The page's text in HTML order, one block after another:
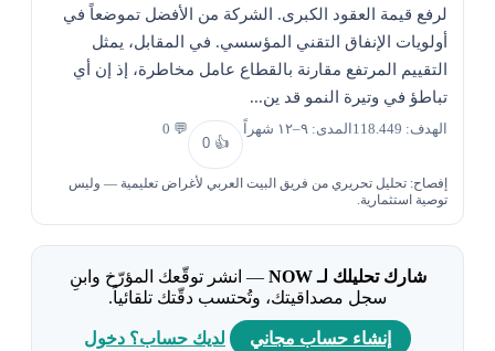
لرفع قيمة العقود الكبرى. الشركة من الأفضل تموضعاً في
أولويات الإنفاق التقني المؤسسي. في المقابل، يمثل
التقييم المرتفع مقارنة بالقطاع عامل مخاطرة، إذ إن أي
تباطؤ في وتيرة النمو قد ين...
الهدف: 118.449
المدى: ٩–١٢ شهراً
👍
0
💬 0
إفصاح: تحليل تحريري من فريق البيت العربي لأغراض تعليمية — وليس
توصية استثمارية.
شارك تحليلك لـ NOW
— انشر توقّعك المؤرّخ وابنِ
سجل مصداقيتك، وتُحتسب دقّتك تلقائياً.
إنشاء حساب مجاني لديك حساب؟ دخول